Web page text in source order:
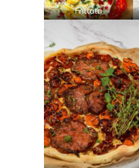
Frittata